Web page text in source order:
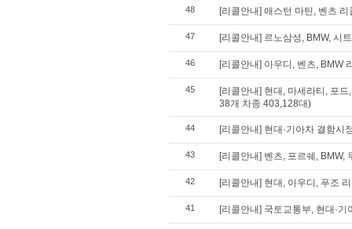
48 [리콜안내] 애스턴 마틴, 벤츠
47 [리콜안내] 르노삼성, BMW, 시
46 [리콜안내] 아우디, 벤츠, BMW
45
[리콜안내] 현대, 마세라티, 포
38개 차종 403,128대)
44 [리콜안내] 현대·기아차 결함시
43 [리콜안내] 벤츠, 포르쉐,
42 [리콜안내] 현대, 아우디, 푸조
41 [리콜안내] 국토교통부, 현대·